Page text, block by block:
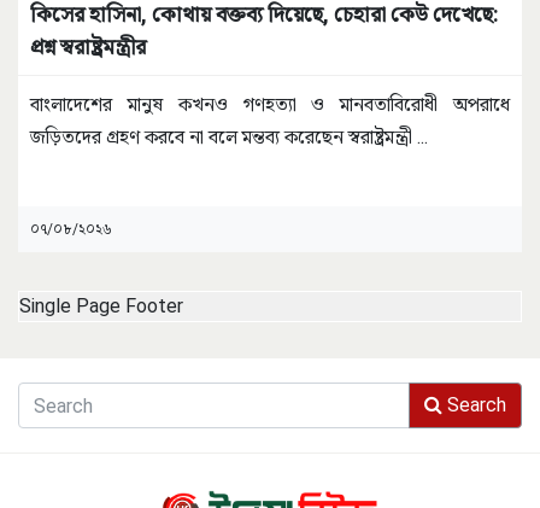
কিসের হাসিনা, কোথায় বক্তব্য দিয়েছে, চেহারা কেউ দেখেছে:
প্রশ্ন স্বরাষ্ট্রমন্ত্রীর
বাংলাদেশের মানুষ কখনও গণহত্যা ও মানবতাবিরোধী অপরাধে
জড়িতদের গ্রহণ করবে না বলে মন্তব্য করেছেন স্বরাষ্ট্রমন্ত্রী ...
০৭/০৮/২০২৬
Single Page Footer
Search